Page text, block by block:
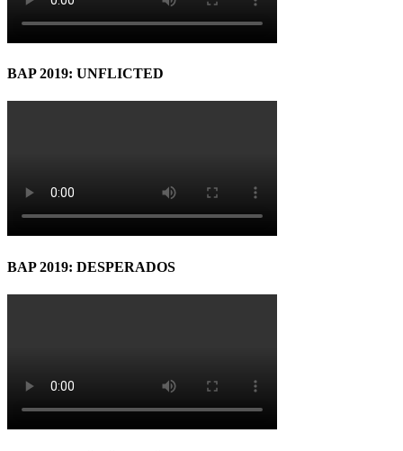
BAP 2019: UNFLICTED
BAP 2019: DESPERADOS